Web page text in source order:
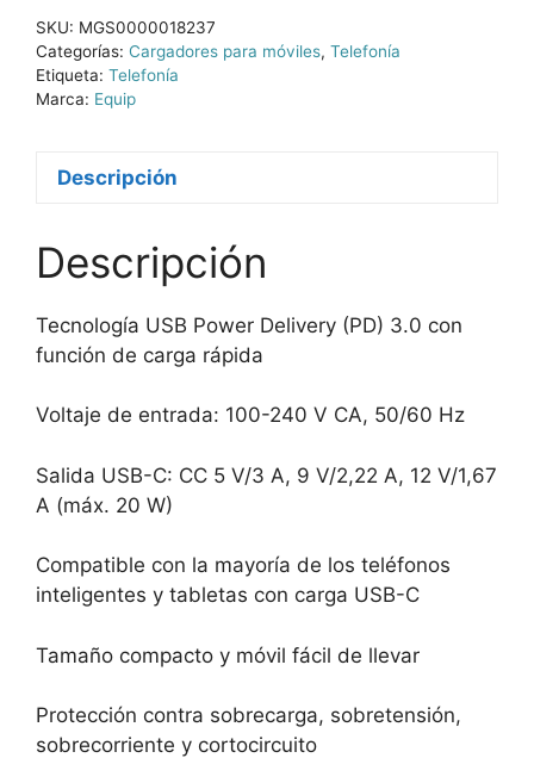
SKU: MGS0000018237
Categorías: Cargadores para móviles, Telefonía
Etiqueta: Telefonía
Marca: Equip
Descripción
Descripción
Tecnología USB Power Delivery (PD) 3.0 con
función de carga rápida
Voltaje de entrada: 100-240 V CA, 50/60 Hz
Salida USB-C: CC 5 V/3 A, 9 V/2,22 A, 12 V/1,67
A (máx. 20 W)
Compatible con la mayoría de los teléfonos
inteligentes y tabletas con carga USB-C
Tamaño compacto y móvil fácil de llevar
Protección contra sobrecarga, sobretensión,
sobrecorriente y cortocircuito